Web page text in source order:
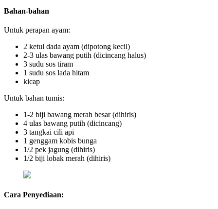
Bahan-bahan
Untuk perapan ayam:
2 ketul dada ayam (dipotong kecil)
2-3 ulas bawang putih (dicincang halus)
3 sudu sos tiram
1 sudu sos lada hitam
kicap
Untuk bahan tumis:
1-2 biji bawang merah besar (dihiris)
4 ulas bawang putih (dicincang)
3 tangkai cili api
1 genggam kobis bunga
1/2 pek jagung (dihiris)
1/2 biji lobak merah (dihiris)
Cara Penyediaan: